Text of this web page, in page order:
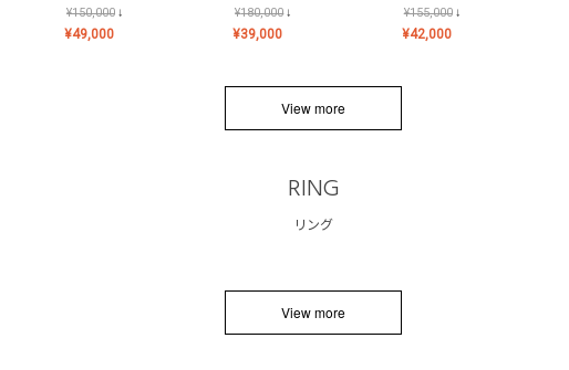
¥150,000↓
¥49,000
¥180,000↓
¥39,000
¥155,000↓
¥42,000
View more
RING
リング
View more